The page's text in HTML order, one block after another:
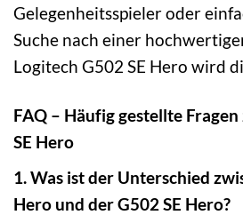
Gelegenheitsspieler oder
Suche nach einer
Logitech G502 SE Hero wird
FAQ – Häufig gestellte
SE Hero
1. Was ist der Unterschied
Hero und der G502 SE Hero?